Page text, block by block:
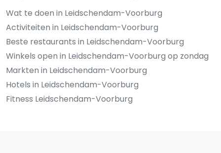
Wat te doen in Leidschendam-Voorburg
Activiteiten in Leidschendam-Voorburg
Beste restaurants in Leidschendam-Voorburg
Winkels open in Leidschendam-Voorburg op zondag
Markten in Leidschendam-Voorburg
Hotels in Leidschendam-Voorburg
Fitness Leidschendam-Voorburg